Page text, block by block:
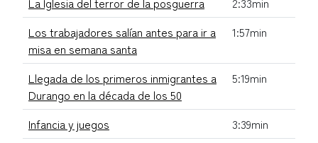
Los trabajadores salían antes para ir a
misa en semana santa
1:57min
Llegada de los primeros inmigrantes a
Durango en la década de los 50
5:19min
Infancia y juegos
3:39min